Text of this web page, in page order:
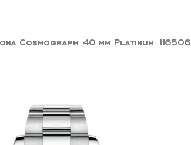
Cosmograph 40 мм Platinum 116506